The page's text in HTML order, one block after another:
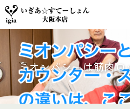
ミオンパシーは筋肉ロ